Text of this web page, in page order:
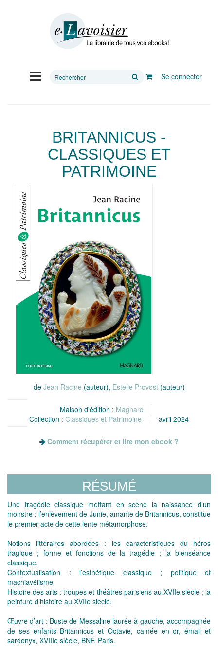
Rechercher
Se connecter
BRITANNICUS -
CLASSIQUES ET
PATRIMOINE
de Jean Racine (auteur), Estelle Provost(auteur)
Maison d'édition : Magnard
Collection : Classiques et Patrimoine avril 2024
Comment récupérer et lire mon ebook ?
RÉSUMÉ
Une tragédie classique mettant en scène la naissance d’un
monstre : l’enlèvement de Junie, amante de Britannicus, constitue
le premier acte de cette lente métamorphose.
Notions littéraires abordées : les caractéristiques du héros
tragique ; forme et fonctions de la tragédie ; la bienséance
classique.
Contextualisation : l’esthétique classique ; politique et
machiavélisme.
Histoire des arts : troupes et théâtres parisiens au XVIIe siècle ; la
peinture d’histoire au XVIIe siècle.
Œuvre d’art : Buste de Messaline laurée à gauche, accompagnée
de ses enfants Britannicus et Octavie, camée en or, émail et
sardonyx, XVIIIe siècle, BNF, Paris.